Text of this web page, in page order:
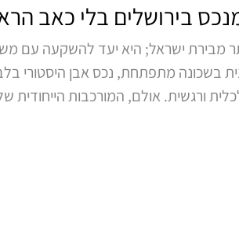
מנכס בירושלים בלי כאב
מבירת ישראל; היא יעד להשקעה עם
בשכונה מתפתחת, נכס אבן היסטורי
ורגשית. אולם, המורכבות הייחודית